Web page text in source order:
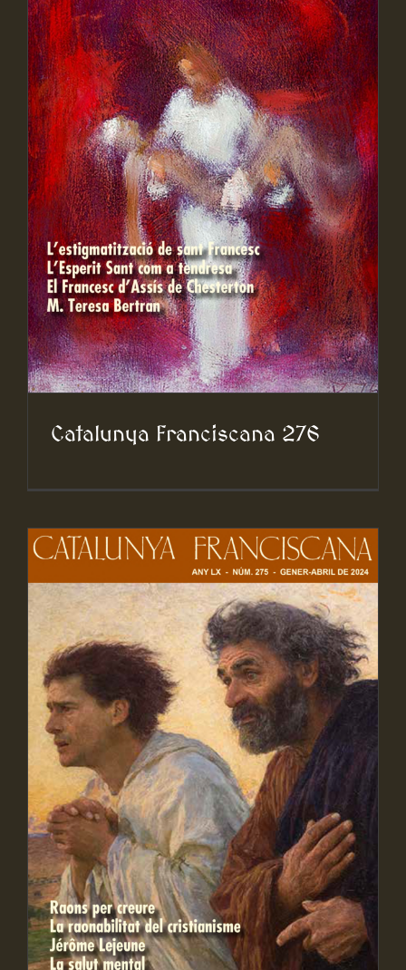
Catalunya Franciscana 276